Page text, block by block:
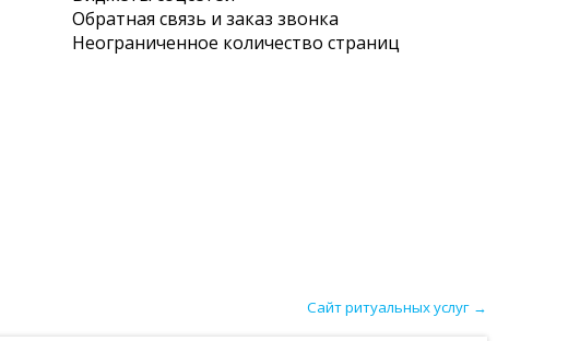
Обратная связь и заказ звонка
Неограниченное количество страниц
Сайт ритуальных услуг →